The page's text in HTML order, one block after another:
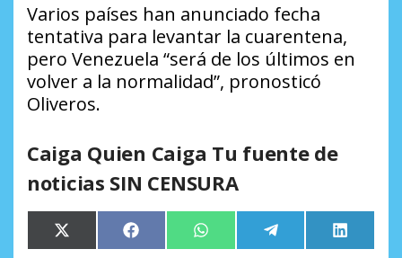
Varios países han anunciado fecha
tentativa para levantar la cuarentena,
pero Venezuela “será de los últimos en
volver a la normalidad”, pronosticó
Oliveros.
Caiga Quien Caiga Tu fuente de
noticias SIN CENSURA
Compartir
en
X
(Twitter)
Compartir
en
Facebook Compartir
en
WhatsApp Compartir
en
Telegram
en
LinkedIn